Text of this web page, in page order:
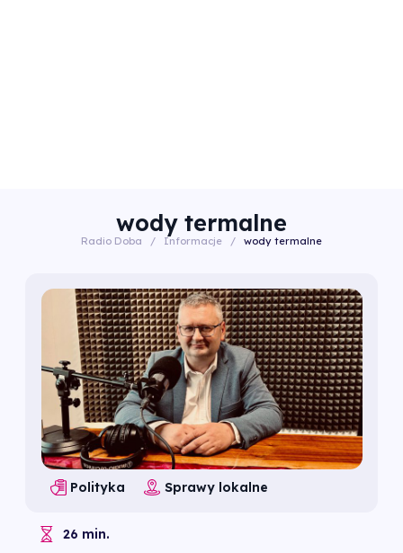
wody termalne
Radio Doba / Informacje / wody termalne
Polityka Sprawy lokalne
26 min.